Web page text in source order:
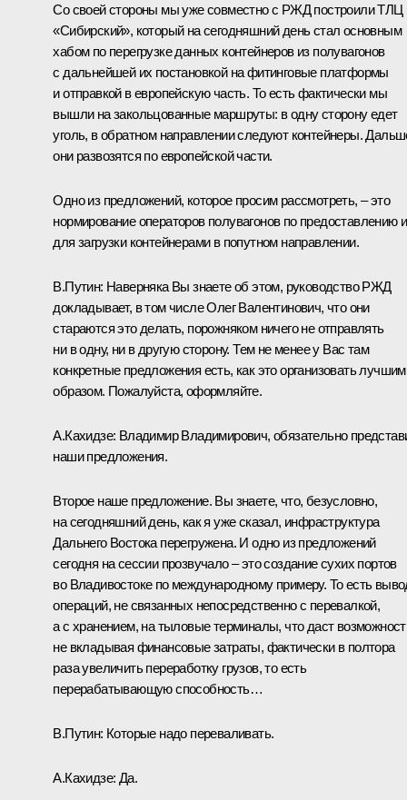
Со своей стороны мы уже совместно с РЖД построили ТЛЦ
«Сибирский», который на сегодняшний день стал основным
хабом по перегрузке данных контейнеров из полувагонов
с дальнейшей их постановкой на фитинговые платформы
и отправкой в европейскую часть. То есть фактически мы
вышли на закольцованные маршруты: в одну сторону едет
уголь, в обратном направлении следуют контейнеры.
они развозятся по европейской части.
Одно из предложений, которое просим рассмотреть, – это
нормирование операторов полувагонов по предоставлению
для загрузки контейнерами в попутном направлении.
В.Путин: Наверняка Вы знаете об этом, руководство РЖД
докладывает, в том числе Олег Валентинович, что они
стараются это делать, порожняком ничего не отправлять
ни в одну, ни в другую сторону. Тем не менее у Вас там
конкретные предложения есть, как это организовать лучшим
образом. Пожалуйста, оформляйте.
А.Кахидзе: Владимир Владимирович, обязательно
наши предложения.
Второе наше предложение. Вы знаете, что, безусловно,
на сегодняшний день, как я уже сказал, инфраструктура
Дальнего Востока перегружена. И одно из предложений
сегодня на сессии прозвучало – это создание сухих портов
во Владивостоке по международному примеру. То есть
операций, не связанных непосредственно с перевалкой,
а с хранением, на тыловые терминалы, что даст
не вкладывая финансовые затраты, фактически в полтора
раза увеличить переработку грузов, то есть
перерабатывающую способность…
В.Путин: Которые надо переваливать.
А.Кахидзе: Да.